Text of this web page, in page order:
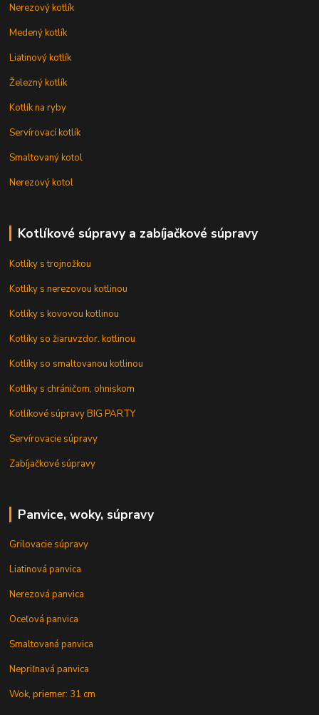
Nerezový kotlík
Medený kotlík
Liatinový kotlík
Železný kotlík
Kotlík na ryby
Servírovací kotlík
Smaltovaný kotol
Nerezový kotol
Kotlíkové súpravy a zabíjačkové súpravy
Kotlíky s trojnožkou
Kotlíky s nerezovou kotlinou
Kotlíky s kovovou kotlinou
Kotlíky so žiaruvzdor. kotlinou
Kotlíky so smaltovanou kotlinou
Kotlíky s chráničom, ohniskom
Kotlíkové súpravy BIG PARTY
Servírovacie súpravy
Zabíjačkové súpravy
Panvice, woky, súpravy
Grilovacie súpravy
Liatinová panvica
Nerezová panvica
Oceľová panvica
Smaltovaná panvica
Nepriľnavá panvica
Wok, priemer: 31 cm